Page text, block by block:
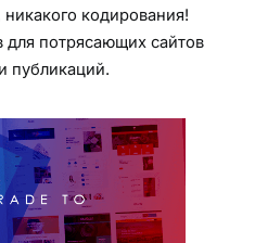
кодирования!
для потрясающих сайтов
публикаций.